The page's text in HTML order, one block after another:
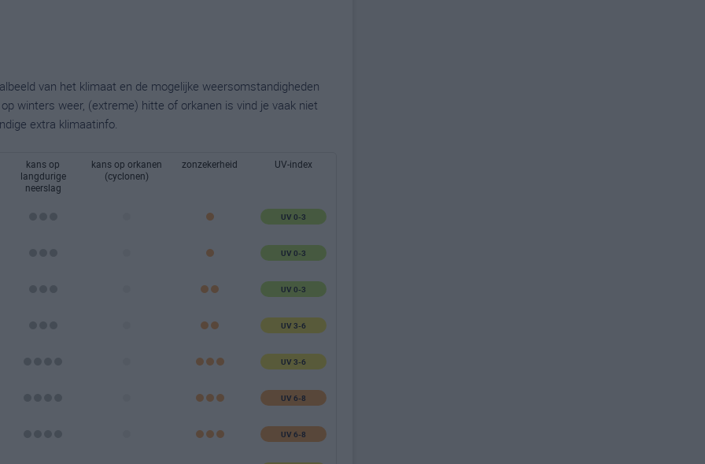
van het klimaat en de mogelijke weersomstandigheden
winters weer, (extreme) hitte of orkanen is vind je vaak niet
extra klimaatinfo.
kans op
langdurige
neerslag
kans op orkanen
(cyclonen)
zonzekerheid UV-index
UV 0-3
UV 0-3
UV 0-3
UV 3-6
UV 3-6
UV 6-8
UV 6-8